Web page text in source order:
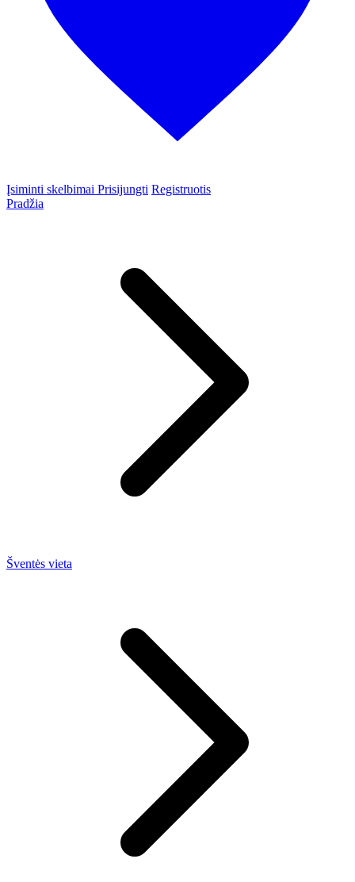
Įsiminti skelbimai Prisijungti Registruotis
Pradžia
Šventės vieta